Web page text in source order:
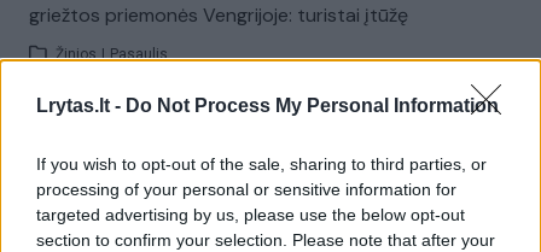
Lrytas.lt - Do Not Process My Personal Information
If you wish to opt-out of the sale, sharing to third parties, or
processing of your personal or sensitive information for
targeted advertising by us, please use the below opt-out
section to confirm your selection. Please note that after your
griežtos priemonės Vengrijoje: turistai įtūžę
Žinios | Pasaulis
įprotį: tą daro daugiau nei pusė pradinukų
Žinios Lietuvos diena